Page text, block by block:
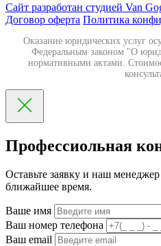
Сайт разработан студией Van
Договор оферта Политика
Оказание юридических услуг
Федеральным законом "О
нормативными актами.
Профессиольная
Оставьте заявку и наш
ближайшее время.
Ваше имя
Ваш номер телефона
Ваш email